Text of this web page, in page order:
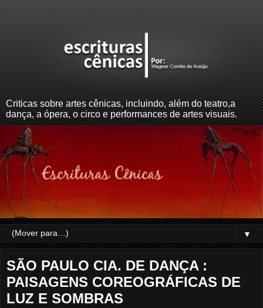
Criticas sobre artes cênicas, incluindo, além do teatro,a
dança, a ópera, o circo e performances de artes visuais.
▼
SÃO PAULO CIA. DE DANÇA :
PAISAGENS COREOGRÁFICAS DE
LUZ E SOMBRAS